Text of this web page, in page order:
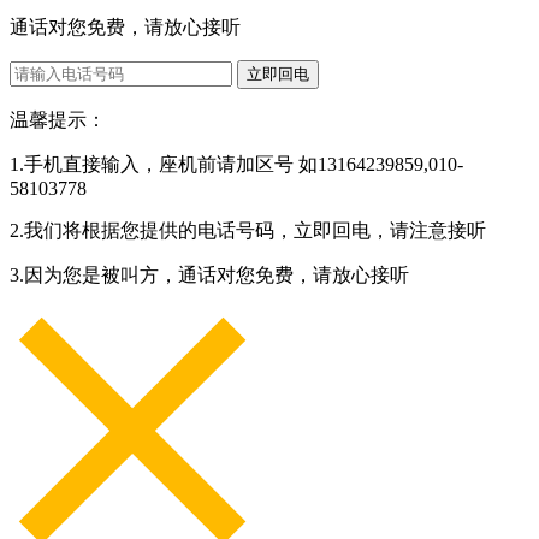
通话对您免费，请放心接听
立即回电
温馨提示：
1.手机直接输入，座机前请加区号 如13164239859,010-
58103778
2.我们将根据您提供的电话号码，立即回电，请注意接听
3.因为您是被叫方，通话对您免费，请放心接听